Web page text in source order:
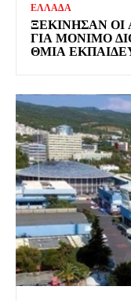
ΕΛΛΑΔΑ
ΞΕΚΊΝΗΣΑΝ ΟΙ
ΓΙΑ ΜΌΝΙΜΟ
ΘΜΙΑ